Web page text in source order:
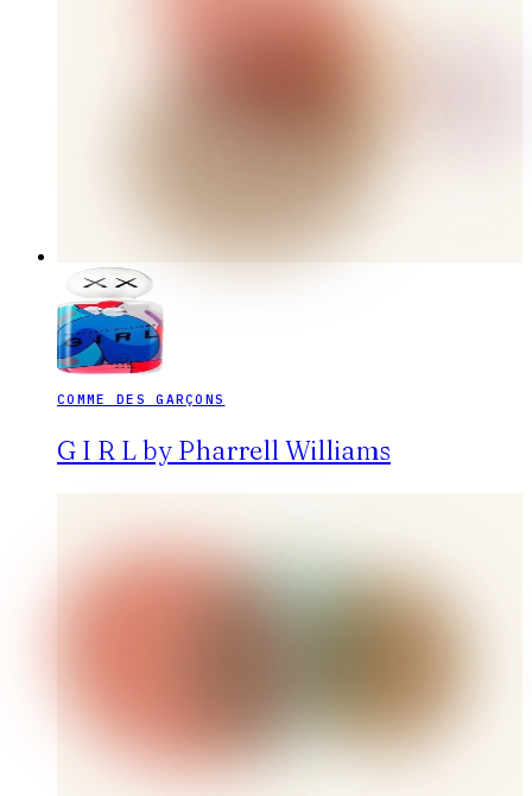
COMME DES GARÇONS
G I R L by Pharrell Williams